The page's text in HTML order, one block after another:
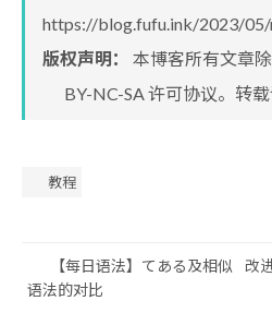
https://blog.fufu.ink/2023/05/
版权声明： 本博客所有文章
BY-NC-SA许可协议。转载
教程
【每日语法】てある及相似
语法的对比
改